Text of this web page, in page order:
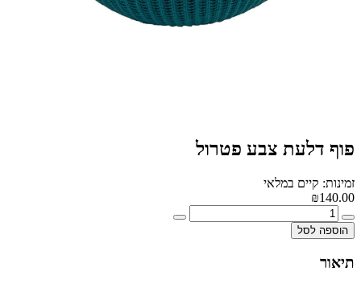
פוף דלעת צבע פטרול
זמינות: קיים במלאי
₪140.00
הוספה לסל
תיאור